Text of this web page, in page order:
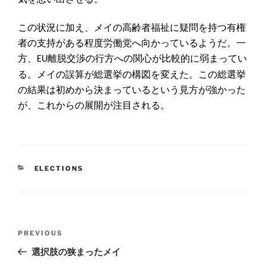
この状況に加え、メイの高齢者福祉に疑問を持つ有権
者の支持がある程度労働党へ向かっているようだ。一
方、
EU離脱交渉の行方への関心が比較的に弱まってい
る。メイの誤算が総選挙の構図を変えた。この総選挙
の結果は初めから決まっているという見方が強かった
が、これからの展開が注目される。
CATEGORIES
ELECTIONS
Previous
Post
PREVIOUS
選択肢の狭まったメイ